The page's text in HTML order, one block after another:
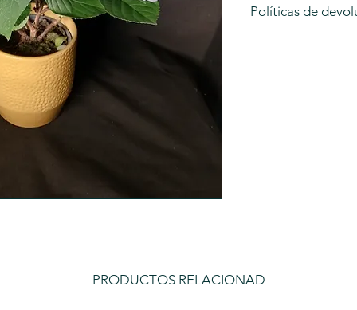
Políticas de
embalaje original,
PRODUCTOS RELACIONAD